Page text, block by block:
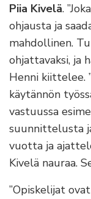
Piia Kivelä.
ohjausta ja
mahdollinen.
ohjattavaksi, ja
Henni kiittelee.
käytännön
vastuussa
suunnittelusta
vuotta ja
Kivelä nauraa.
”Opiskelijat